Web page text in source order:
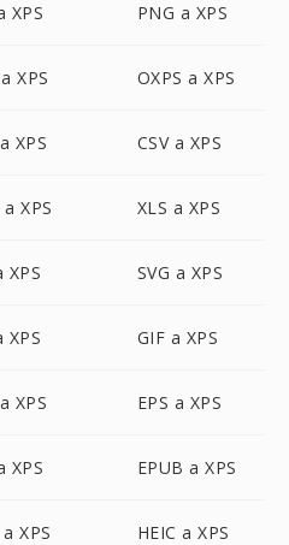
XPS PNG a XPS
XPS OXPS a XPS
XPS CSV a XPS
XPS XLS a XPS
XPS SVG a XPS
XPS GIF a XPS
XPS EPS a XPS
XPS EPUB a XPS
XPS HEIC a XPS